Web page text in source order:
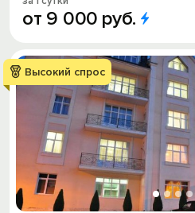
от 9 000 руб.
Высокий спрос